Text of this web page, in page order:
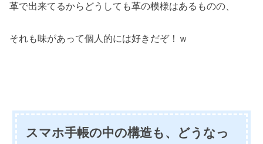
革で出来てるからどうしても革の模様はあるものの、
それも味があって個人的には好きだぞ！ｗ
スマホ手帳の中の構造も、どうなっ